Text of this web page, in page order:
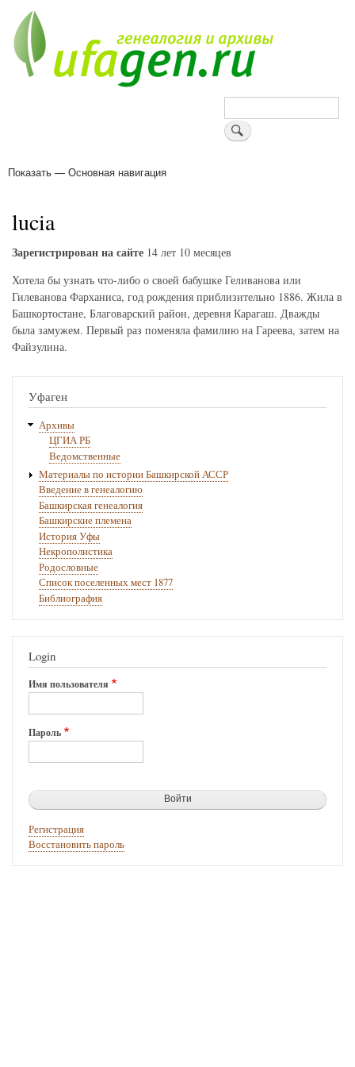
основному
содержанию
Поиск
Основная
Показать — Основная навигация
lucia
Зарегистрирован на сайте 14 лет 10 месяцев
Хотела бы узнать что-либо о своей бабушке Геливанова или
Гилеванова Фарханиса, год рождения приблизительно 1886. Жила в
Башкортостане, Благоварский район, деревня Карагаш. Дважды
была замужем. Первый раз поменяла фамилию на Гареева, затем на
Файзулина.
Уфаген
Архивы
ЦГИА РБ
Ведомственные
Материалы по истории Башкирской АССР
Введение в генеалогию
Башкирская генеалогия
Башкирские племена
История Уфы
Некрополистика
Родословные
Список поселенных мест 1877
Библиография
Login
Имя пользователя
Пароль
Регистрация
Восстановить пароль